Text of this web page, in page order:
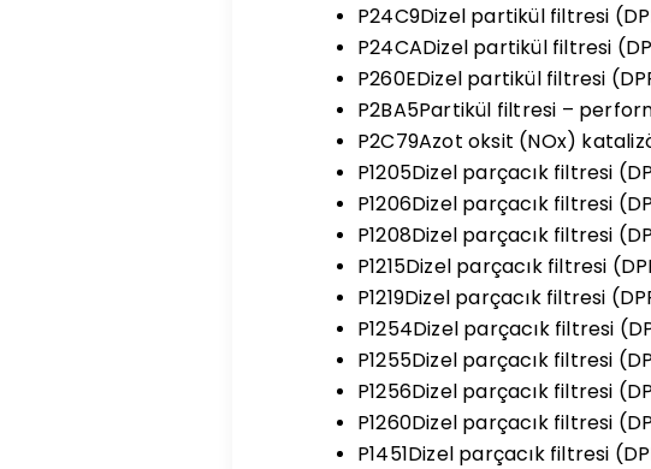
P24C9Dizel partikül filtresi
P24CADizel partikül filtresi
P260EDizel partikül filtresi
P2BA5Partikül filtresi –
P2C79Azot oksit (NOx)
P1205Dizel parçacık filtresi
P1206Dizel parçacık filtresi
P1208Dizel parçacık filtresi
P1215Dizel parçacık filtresi
P1219Dizel parçacık filtresi
P1254Dizel parçacık filtresi
P1255Dizel parçacık filtresi
P1256Dizel parçacık filtresi
P1260Dizel parçacık filtresi
P1451Dizel parçacık filtresi